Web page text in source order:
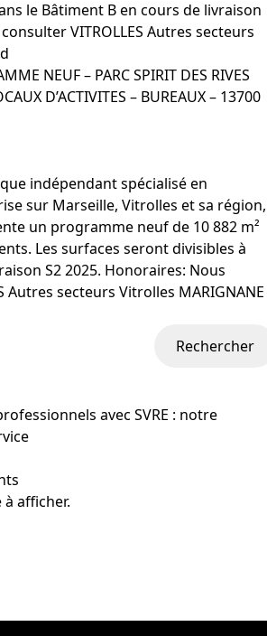
le Bâtiment B en cours de livraison
VITROLLES Autres secteurs
NEUF – PARC SPIRIT DES RIVES
D’ACTIVITES – BUREAUX – 13700
indépendant spécialisé en
sur Marseille, Vitrolles et sa région,
un programme neuf de 10 882 m²
Les surfaces seront divisibles à
S2 2025. Honoraires: Nous
Autres secteurs Vitrolles MARIGNANE
Rechercher
avec SVRE : notre
afficher.